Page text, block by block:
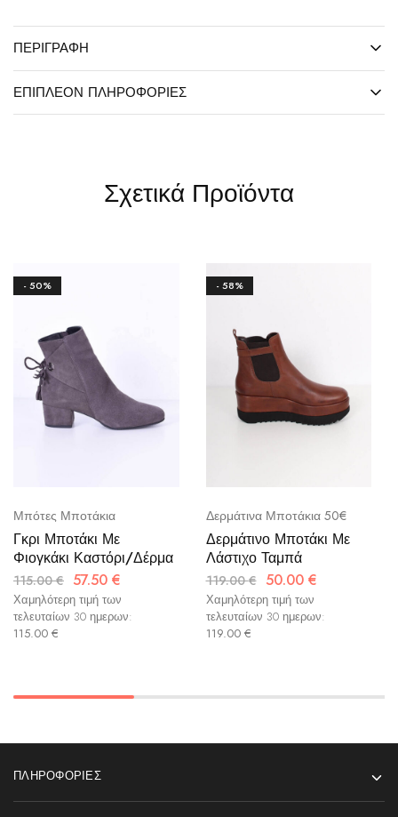
ΠΕΡΙΓΡΑΦΉ
ΕΠΙΠΛΈΟΝ ΠΛΗΡΟΦΟΡΊΕΣ
Σχετικά Προϊόντα
- 50%
Μπότες Μποτάκια
Γκρι Μποτάκι Με
Φιογκάκι Καστόρι/Δέρμα
115.00€ 57.50 €
Χαμηλότερη τιμή των
τελευταίων 30 ημερων:
115.00 €
- 58%
Δερμάτινα Μποτάκια 50€
Δερμάτινο Μποτάκι Με
Λάστιχο Ταμπά
119.00€ 50.00 €
Χαμηλότερη τιμή των
τελευταίων 30 ημερων:
119.00 €
ΠΛΗΡΟΦΟΡΊΕΣ